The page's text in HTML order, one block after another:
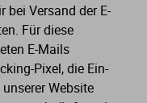
bei Versand der E-
Für diese
E-Mails
Pixel, die Ein-
Website